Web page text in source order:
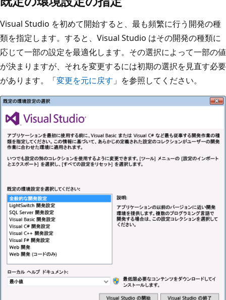
Visual Studio を初めて開始すると、最も頻繁に行う開発の種
類を指定します。すると、Visual Studio はその開発の種類に
応じて一部の設定を最適化します。その選択によって一部の値
が決まりますが、それを変更するには初期の選択を見直す必要
があります。「変更を元に戻す 」を参照してください。